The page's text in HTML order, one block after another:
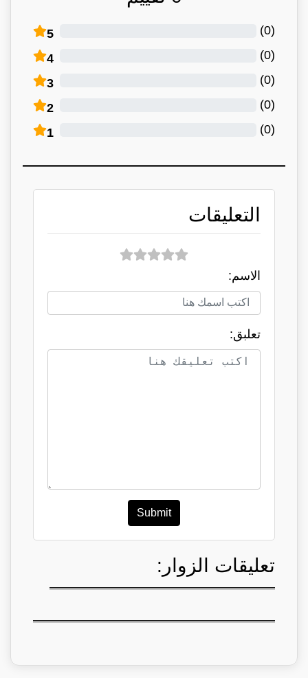
5 (
0
)
4 (
0
)
3 (
0
)
2 (
0
)
1 (
0
)
التعليقات
الاسم:
تعلبق:
Submit
تعليقات الزوار: